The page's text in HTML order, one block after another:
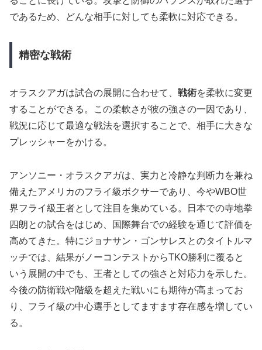
であるため、どんな相手に対しても柔軟に対応できる。
精密な戦術
オラスクアガは試合の展開に合わせて、 戦術を柔軟に変更
することができる。この柔軟さが彼の強さの一因であり、
戦況に応じて最適な戦法を選択することで、相手に大きな
プレッシャーをかける。
アンソニー・オラスクアガは、実力と冷静な判断力を兼ね
備えたアメリカのフライ級ボクサーであり、今やWBO世
界フライ級王者として注目を集めている。日本での寺地拳
四朗との試合をはじめ、国際舞台での経験を通じて評価を
高めてきた。特にジョナサン・ゴンサレスとのタイトルマ
ッチでは、結果がノーコンテストからTKO勝利に覆ると
いう展開の中でも、王者としての強さと対応力を示した。
今後の防衛戦や階級を超えた戦いにも期待が高まってお
り、フライ級の中心選手としてますます存在感を増してい
る。